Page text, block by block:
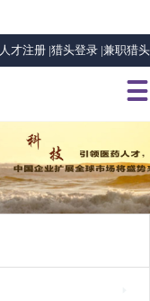
人才注册 |猎头登录 |兼职猎头
